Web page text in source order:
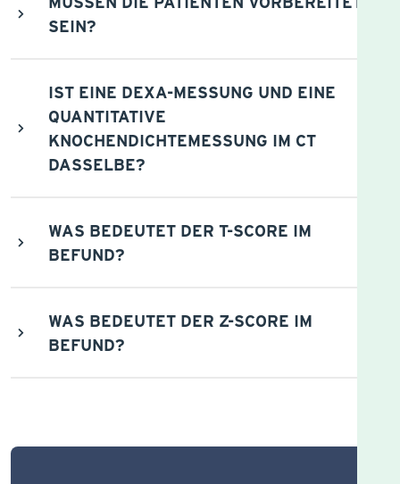
SEIN?
IST EINE DEXA-MESSUNG UND EINE
QUANTITATIVE
KNOCHENDICHTEMESSUNG IM CT
DASSELBE?
WAS BEDEUTET DER T-SCORE IM
BEFUND?
WAS BEDEUTET DER Z-SCORE IM
BEFUND?